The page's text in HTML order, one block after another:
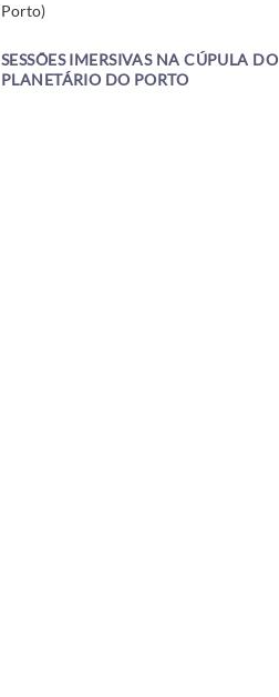
Porto)
SESSÕES IMERSIVAS NA CÚPULA DO
PLANETÁRIO DO PORTO